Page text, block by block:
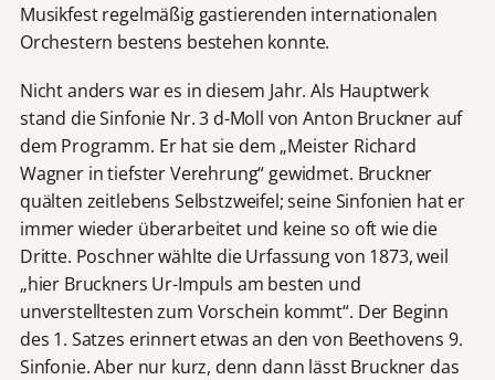
Musikfest regelmäßig gastierenden internationalen
Orchestern bestens bestehen konnte.
Nicht anders war es in diesem Jahr. Als Hauptwerk
stand die Sinfonie Nr. 3 d-Moll von Anton Bruckner auf
dem Programm. Er hat sie dem „Meister Richard
Wagner in tiefster Verehrung“ gewidmet. Bruckner
quälten zeitlebens Selbstzweifel; seine Sinfonien hat er
immer wieder überarbeitet und keine so oft wie die
Dritte. Poschner wählte die Urfassung von 1873, weil
„hier Bruckners Ur-Impuls am besten und
unverstelltesten zum Vorschein kommt“. Der Beginn
des 1. Satzes erinnert etwas an den von Beethovens 9.
Sinfonie. Aber nur kurz, denn dann lässt Bruckner das